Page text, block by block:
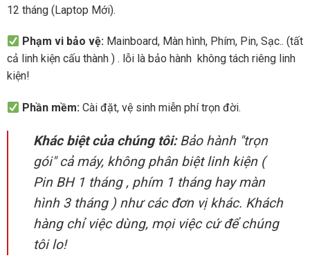
12 tháng (Laptop Mới).
Phạm vi bảo vệ: Mainboard, Màn hình, Phím, Pin, Sạc.. (tất
cả linh kiện cấu thành ) . lỗi là bảo hành không tách riêng linh
kiện!
Phần mềm: Cài đặt, vệ sinh miễn phí trọn đời.
Khác biệt của chúng tôi:Bảo hành "trọn
gói" cả máy, không phân biệt linh kiện (
Pin BH 1 tháng , phím 1 tháng hay màn
hình 3 tháng ) như các đơn vị khác. Khách
hàng chỉ việc dùng, mọi việc cứ để chúng
tôi lo!